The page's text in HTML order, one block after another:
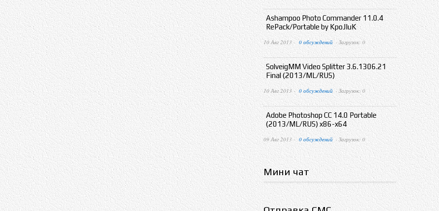
Ashampoo Photo Commander 11.0.4
RePack/Portable by KpoJIuK
10 Авг 2013 · 0 обсуждений · Загрузок: 0
SolveigMM Video Splitter 3.6.1306.21
Final (2013/ML/RUS)
10 Авг 2013 · 0 обсуждений · Загрузок: 0
Adobe Photoshop CC 14.0 Portable
(2013/ML/RUS) x86-x64
09 Авг 2013 · 0 обсуждений · Загрузок: 0
Мини чат